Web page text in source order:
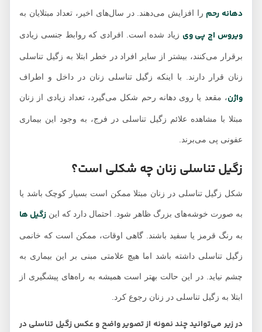
دهانه رحمرا افزایش می‌دهند. در سال‌های اخیر، تعداد مبتلایان به
ویروس اچ پی ویزیاد شده است. افرادی که روابط جنسی زیادی
برقرار می‌کنند، بیشتر از سایر افراد در خطر ابتلا به زگیل تناسلی
زنان قرار دارند. با اینکه زگیل تناسلی زنان در داخل و اطراف
، مقعد یا روی دهانه رحم شکل می‌گیرد، تعداد زیادی از زنان
مبتلا با مشاهده علائم زگیل تناسلی در فرج، به وجود این بیماری
عفونی پی می‌برند.
زگیل تناسلی زنان چه شکلی است؟
شکل زگیل تناسلی در زنان مبتلا ممکن است بسیار کوچک باشد یا
به صورت خوشه‌های بزرگ ظاهر شود. احتمال دارد که اینزگیل ها
به رنگ قرمز یا سفید باشند. گاهی اوقات، ممکن است که خانمی
زگیل تناسلی داشته باشد اما هیچ علامتی مبنی بر این بیماری به
چشم نیاید. در این حالت بهتر است همیشه به راه‌های پیشگیری از
ابتلا به زگیل تناسلی در زنان رجوع کرد.
در زیر می‌توانید چند نمونه از تصویر واضح و عکس زگیل تناسلی در